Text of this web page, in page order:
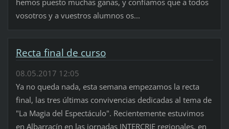
vosotros y a vuestros alumnos os...
Recta final de curso
08.05.2017 12:05
Ya no queda nada, esta semana empezamos la recta
final, las tres últimas convivencias dedicadas al tema de
"La Magia del Espectáculo". Recientemente estuvimos
en Albarracín en las jornadas INTERCRIE regionales, en